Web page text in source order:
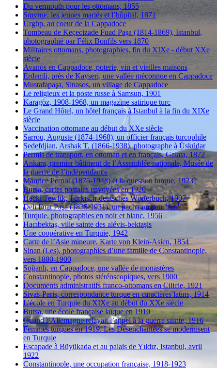
Du vermouth pour les ottomans, 1855
Smyrne, les jeunes mariés et l’hôpital, 1871
Ürgüp, au coeur de la Cappadoce
Tombeau de Keçecizade Fuad Paşa (1814-1869), Istanbul,
photographié par Félix Bonfils vers 1870
Militaires ottomans, photographies, fin du XIXe - début XXe
siècle
Avanos en Cappadoce, poterie, vin et vieilles maisons
Erdemli, près de Kayseri, une vallée méconnue en Cappadoce
Mustafapaşa, Sinasos, un village de Cappadoce
Le religieux et la poste russe à Samsun, 1901
Karagöz, 1908-1968, un magazine satirique turc
Le Grand Hôtel, un hôtel français à Istanbul à la fin du XIXe
siècle
Vaccination ottomane au début du XXe siècle
Sarrou, Auguste (1874-1968), un officier français turcophile
Sedefdjian, Arshak T. (1866-1938), photographe à Üsküdar
Permis de transport, en ottoman et en français, Galata, 1872
Ankara, premier bâtiment de l’Assemblée nationale, Musée de
la guerre de l’indépendance
Maurice Pernot (1875-1948) et la question turque, 1923
Bursa, cartes postales envoyées en 1920
Hacki Tewfik, Türkisch-deutsches Wörterbuch, 1907
Deli Fuat Paşa (1835-1931), un pacha un peu "fou"
Turquie, photographies en noir et blanc, 1956
Hacıbektaş, ville sainte des alévis-bektaşis
Une coopérative en Turquie, 1942
Carte de l’Asie mineure, Karte von Klein-Asien, 1854
Sinan (Les), photographies d’une famille de Constantinople,
vers 1880-1900
Soğanlı, en Cappadoce, une vallée de monastères
Constantinople, photos stéréoscopiques, vers 1900
Documents administratifs franco-ottomans en Cilicie, 1921
Sivas-Paris, correspondance turque en caractères latins, 1914
L'école en Turquie du XIXe au début du XXe siècle
Bursa, une école française laïque en 1910
Quand l’Allemagne relayait l’appel à la guerre sainte, 1916
Femmes turques en 1919. Les Désenchantées se modernisent
en Turquie
Escapade à Büyükada et au palais de Yıldız, Istanbul, avril
1922
Constantinople, une occupation française, 1918-1923